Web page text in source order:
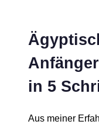
in 5
Aus meiner